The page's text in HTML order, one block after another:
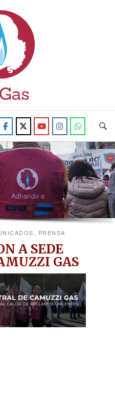
, PRENSA
A SEDE
GAS